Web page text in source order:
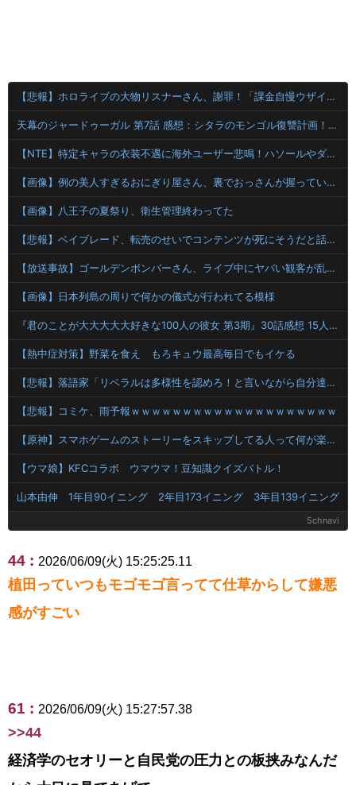
【悲報】ホロライブの大物リスナーさん、謝罪！「課金自慢ウザイ」と愚痴っただけなのに・・・！！！！
天幕のジャードゥーガル 第7話 感想：シタラのモンゴル復讐計画！兄弟をなんとか仲違いせねば！
【NTE】特定キャラの衣装不遇に海外ユーザー悲鳴！ハソールやダフォディールスキン望む声まとめ
【画像】例の美人すぎるおにぎり屋さん、裏でおっさんが握っていたｗｗｗｗｗｗｗ
【画像】八王子の夏祭り、衛生管理終わってた
【悲報】ベイブレード、転売のせいでコンテンツが死にそうだと話題に
【放送事故】ゴールデンボンバーさん、ライブ中にヤバい観客が乱入する放送事故www
【画像】日本列島の周りで何かの儀式が行われてる模様
『君のことが大大大大大好きな100人の彼女 第3期』30話感想 15人目の彼女、茂見紅葉が登場！
【熱中症対策】野菜を食え もろキュウ最高毎日でもイケる
【悲報】落語家「リベラルは多様性を認めろ！と言いながら自分達と違う意見には執拗に攻撃してくる！」ｗｗｗｗｗｗｗｗｗｗｗｗｗｗ【HotTweets】
【悲報】コミケ、雨予報ｗｗｗｗｗｗｗｗｗｗｗｗｗｗｗｗｗｗｗｗ
【原神】スマホゲームのストーリーをスキップしてる人って何が楽しいの？？ちゃんと飛ばさず読めよ
【ウマ娘】KFCコラボ ウマウマ！豆知識クイズバトル！
山本由伸 1年目90イニング 2年目173イニング 3年目139イニング
5chnavi
44 : 2026/06/09(火) 15:25:25.11
植田っていつもモゴモゴ言ってて仕草からして嫌悪
感がすごい
61 : 2026/06/09(火) 15:27:57.38
>>44
経済学のセオリーと自民党の圧力との板挟みなんだ